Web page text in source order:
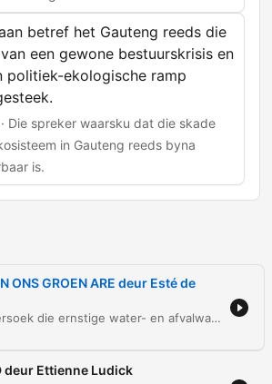
betref het Gauteng reeds die
een gewone bestuurskrisis en
politiek-ekologische ramp
Die spreker waarsku dat die skade
in Gauteng reeds byna
is.
ONS GROEN ARE deur Esté de
Hierdie episode ondersoek die ernstige water- en afvalwaterkrisis in Suid-Afrika, met spesifieke fokus op Gauteng se besoedelde riviere en die mislukking van munisipaliteite om infrastruktuur te onderhou. Die gesprek belig hoe rioolbesoedeling en mynwaterbesoedeling lei tot radioaktiewe brandpunte en onomkeerbare skade aan ekosisteme. Verder word die politiek-ekologiese ramp bespreek, waar swak bestuur en die gebrek aan wetlike toepassing amptenare se verantwoordbaarheid bemoeilik. Die episode beklemtoon die noodsaaklikheid van dringende infrastruktuurherstel en nasionale aksie om die verval van waterbronne te stop.
deur Ettienne Ludick